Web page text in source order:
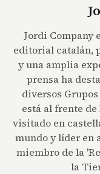
Jordi Company
editorial catalán,
y una amplia
prensa ha
diversos
está al frente
visitado en
mundo y líder en
miembro de la
la